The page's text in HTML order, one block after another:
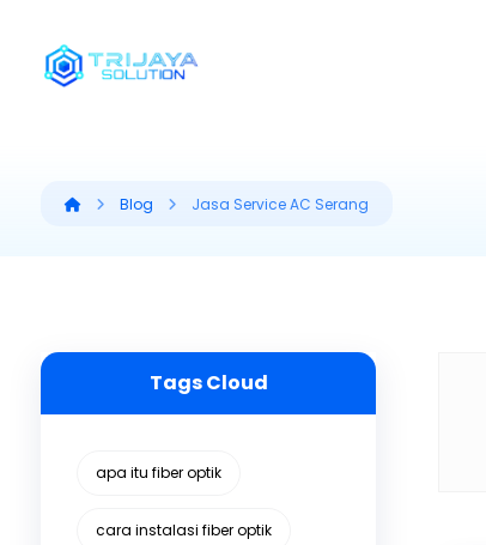
Blog Jasa Service AC Serang
Tags Cloud
apa itu fiber optik
cara instalasi fiber optik